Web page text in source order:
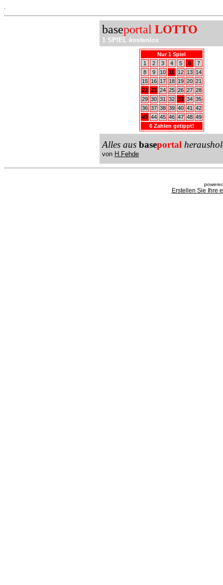
baseportal LOTTO
1 SPIEL kostenlos
Nur 1 Spiel
1
2 3 4 5 6
7
8
9 10 11 12 13
14
15
16 17 18 19 20 21
22 23 24 25 26 27 28
29 30 31 32 33 34 35
36 37 38 39 40 41
42
43 44 45 46 47 48 49
6 Zahlen getippt!
Alles aus baseportal
von H.Fehde
Erstellen Sie Ihre